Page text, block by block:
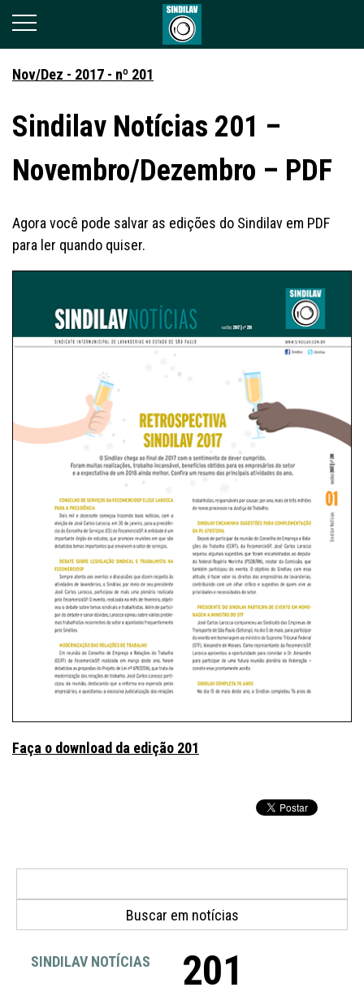
Nov/Dez - 2017 - nº 201
Sindilav Notícias 201 –
Novembro/Dezembro – PDF
Agora você pode salvar as edições do Sindilav em PDF
para ler quando quiser.
Faça o download da edição 201
SINDILAV NOTÍCIAS 201